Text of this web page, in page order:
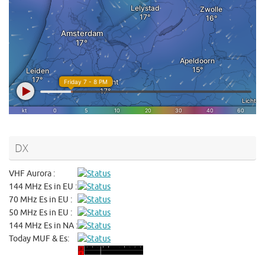
DX
VHF Aurora :
144 MHz Es in EU :
70 MHz Es in EU :
50 MHz Es in EU :
144 MHz Es in NA :
Today MUF & Es: